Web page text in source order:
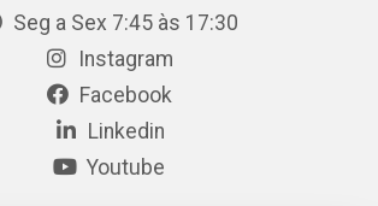
Seg a Sex 7:45 às 17:30
Instagram
Facebook
Linkedin
Youtube